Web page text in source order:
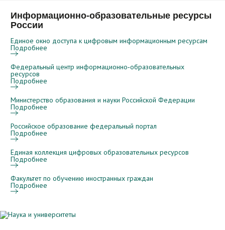
Информационно-образовательные ресурсы
России
Единое окно доступа к цифровым информационным ресурсам
Подробнее
Федеральный центр информационно‑образовательных
ресурсов
Подробнее
Министерство образования и науки Российской Федерации
Подробнее
Российское образование федеральный портал
Подробнее
Единая коллекция цифровых образовательных ресурсов
Подробнее
Факультет по обучению иностранных граждан
Подробнее